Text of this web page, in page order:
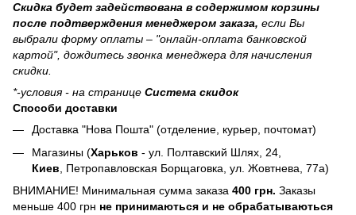
Скидка будет задействована в содержимом корзины
после подтверждения менеджером заказа, если Вы
выбрали форму оплаты – "онлайн-оплата банковской
картой", дождитесь звонка менеджера для начисления
скидки.
*-условия - на странице Система скидок
Способи доставки
Доставка "Нова Пошта" (отделение, курьер, почтомат)
Магазины (Харьков - ул. Полтавский Шлях, 24,
Киев , Петропавловская Борщаговка, ул. Жовтнева, 77а)
ВНИМАНИЕ! Минимальная сумма заказа 400 грн. Заказы
меньше 400 грн не принимаються и не обрабатываються